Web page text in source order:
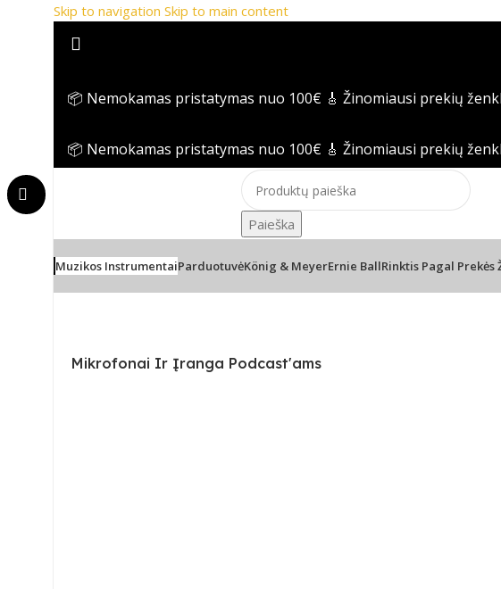
Skip to navigation Skip to main content
📦 Nemokamas pristatymas nuo 100€ 🎸 Žinomiausi prekių
📦 Nemokamas pristatymas nuo 100€ 🎸 Žinomiausi prekių
Paieška
Muzikos InstrumentaiParduotuvėKönig & MeyerErnie BallRinktis Pagal Prekės
Mikrofonai Ir Įranga Podcast'ams